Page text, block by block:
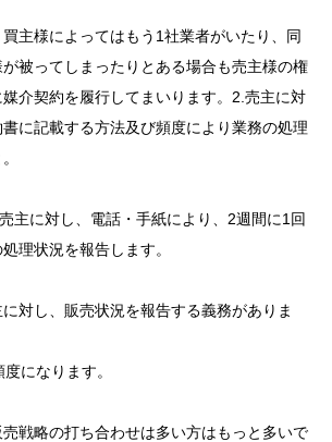
主様によってはもう1社業者がいたり、同
被ってしまったりとある場合も売主様の権
介契約を履行してまいります。2.売主に対
に記載する方法及び頻度により業務の処理
主に対し、電話・手紙により、2週間に1回
理状況を報告します。
対し、販売状況を報告する義務がありま
になります。
戦略の打ち合わせは多い方はもっと多いで